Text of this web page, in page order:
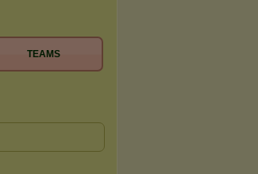
TEAMS